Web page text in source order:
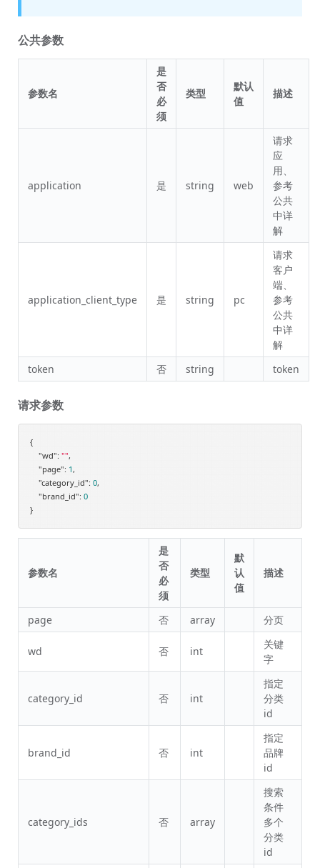
公共参数
参数名
是
否
必
须
类型
默认
值
描述
application 是 string web
请求
应
用、
参考
公共
中详
解
application_client_type 是 string pc
请求
客户
端、
参考
公共
中详
解
token
否 string token
请求参数
{
"wd": "",
"page": 1,
"category_id": 0,
"brand_id": 0
}
参数名
是
否
必
须
类型
默
认
值
描述
page 否 array 分页
wd 否 int
关键
字
category_id 否 int
指定
分类
id
brand_id 否 int
指定
品牌
id
category_ids 否 array
搜索
条件
多个
分类
id